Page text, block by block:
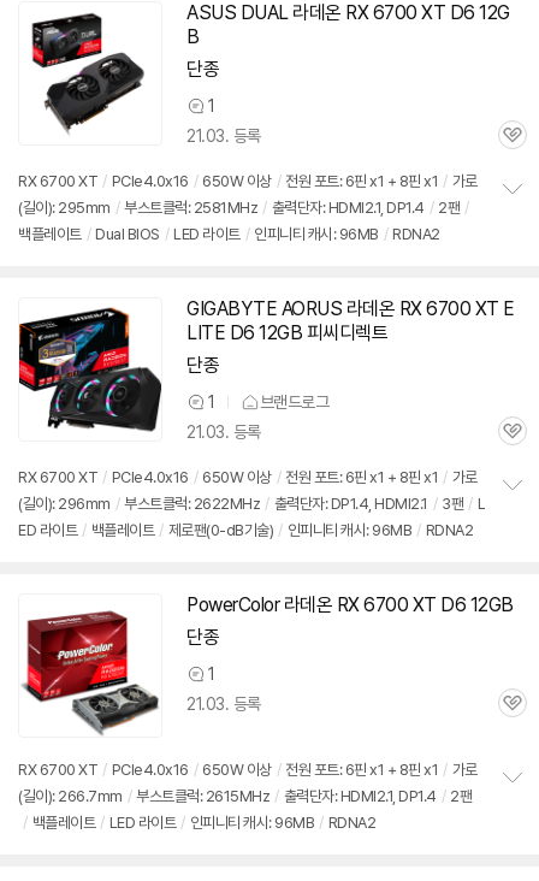
ASUS DUAL 라데온 RX 6700 XT D6 12G
B
단종
상
품
견
1
21.03. 등록
관
RX 6700 XT / PCIe4.0x16 / 650W 이상 / 전원 포트: 6핀 x1 + 8핀 x1 / 가로
(길이): 295mm / 부스트클럭: 2581MHz / 출력단자: HDMI2.1, DP1.4 / 2팬 /
백플레이트 / Dual BIOS / LED 라이트 / 인피니티 캐시: 96MB / RDNA2
기
GIGABYTE AORUS 라데온 RX 6700 XT E
LITE D6 12GB 피씨디렉트
단종
상
품
견
1
브랜드로그
21.03. 등록
관
RX 6700 XT / PCIe4.0x16 / 650W 이상 / 전원 포트: 6핀 x1 + 8핀 x1 / 가로
(길이): 296mm / 부스트클럭: 2622MHz / 출력단자: DP1.4, HDMI2.1 / 3팬 / L
ED 라이트 / 백플레이트 / 제로팬(0-dB기술) / 인피니티 캐시: 96MB / RDNA2
PowerColor 라데온 RX 6700 XT D6 12GB
단종
상
품
1
21.03. 등록
관
RX 6700 XT / PCIe4.0x16 / 650W 이상 / 전원 포트: 6핀 x1 + 8핀 x1 / 가로
(길이): 266.7mm / 부스트클럭: 2615MHz / 출력단자: HDMI2.1, DP1.4 / 2팬
/ 백플레이트 / LED 라이트 / 인피니티 캐시: 96MB / RDNA2